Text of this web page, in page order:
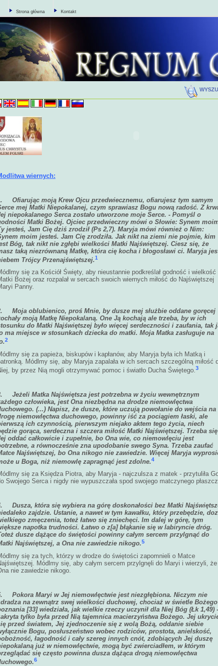
Strona główna Kontakt
wiernych:
Ofiarując moją Krew Ojcu przedwiecznemu, ofiarujesz tym samym
mej Matki Niepokalanej, czym sprawiasz Bogu nową radość. Z
niepokalanego Serca zostało utworzone moje Serce. - Pomyśl o
Matki Bożej. Ojciec przedwieczny mówi o Słowie: Synem
jesteś, Jam Cię dziś zrodził (Ps 2,7). Maryja mówi również o Nim:
moim jesteś. Jam Cię zrodziła. Jak nikt na ziemi nie pojmie, kim
Bóg, tak nikt nie zgłębi wielkości Matki Najświętszej. Ciesz się, że
taką niezrównaną Matkę, która cię kocha i błogosławi ci. Maryja
Trójcy Przenajświętszej.1
się za Kościół Święty, aby nieustannie podkreślał godność i wielkość
Bożej oraz rozpalał w sercach swoich wiernych miłość do Najświętszej
Panny.
Moja oblubienico, proś Mnie, by dusze mej służbie oddane goręcej
moją Matkę Niepokalaną. One Ją kochają ale trzeba, by w ich
do Matki Najświętszej było więcej serdeczności i zaufania, tak
ma miejsce w stosunkach dziecka do matki. Moja Matka zasługuje na
2
się za papieża, biskupów i kapłanów, aby Maryja była ich Matką i
Módlmy się, aby Maryja zapalała w ich sercach szczególną miłość
by przez Nią mogli otrzymywać pomoc i światło Ducha Świętego. 3
Jeżeli Matka Najświętsza jest potrzebna w życiu wewnętrznym
człowieka, jest Ona niezbędna na drodze niemowlęctwa
(...) Napisz, że dusze, które uczują powołanie do wejścia na
niemowlęctwa duchowego, powinny iść za pociągiem łaski, ale
ich czynnością, pierwszym niejako aktem tego życia, niech
gorąca, serdeczna i szczera miłość Matki Najświętszej. Trzeba się
oddać całkowicie i zupełnie, bo Ona wie, co niemowlęciu jest
a równocześnie zna upodobanie swego Syna. Trzeba zaufać
Najświętszej, bo Ona nikogo nie zawiedzie. Więcej Maryja
u Boga, niż niemowlę zapragnąć jest zdolne.4
się za Księdza Piotra, aby Maryja - najczulsza z matek - przytuliła
Swojego Serca i nigdy nie wypuszczała spod swojego matczynego
Dusza, która się wybiera na górę doskonałości bez Matki
zajdzie. Ustanie, a nawet w tym kawałku, który przebędzie,
zmęczenia, toteż łatwo się zniechęci. Im dalej w górę, tym
napotka trudności. Łatwo o z[a] błąkanie się w labiryncie dróg.
dusze dążące do świętości powinny całym sercem przylgnąć do
Najświętszej, a Ona nie zawiedzie nikogo.5
się za tych, którzy w drodze do świętości zapomnieli o Matce
Módlmy się, aby całym sercem przylgnęli do Maryi i wierzyli, że
nie zawiedzie nikogo.
Pokora Maryi w Jej niemowlęctwie jest niezgłębiona. Niczym nie
na zewnątrz swej wielkości duchowej, chociaż w świetle Bożego
[33] wiedziała, jak wielkie rzeczy uczynił dla Niej Bóg (Łk 1,49) -
tylko była przed Nią tajemnica macierzyństwa Bożego. Jej
przed światem, Jej zjednoczenie się z wolą Bożą, oddanie siebie
Bogu, posłuszeństwo wobec rodziców, prostota, anielskość,
łagodność i cały szereg innych cnót, zdobiących Jej duszę
już w niemowlęctwie, mogą być zwierciadłem, w którym
się często powinna dusza dążąca drogą niemowlęctwa
6